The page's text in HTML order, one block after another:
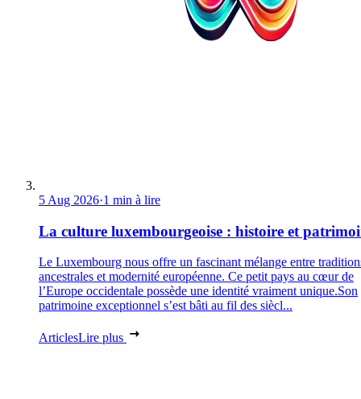
5 Aug 2026·1 min à lire
La culture luxembourgeoise : histoire et
Le Luxembourg nous offre un fascinant mélange entre
ancestrales et modernité européenne. Ce petit pays au cœur de
l’Europe occidentale possède une identité vraiment unique.Son
patrimoine exceptionnel s’est bâti au fil des siècl...
ArticlesLire plus